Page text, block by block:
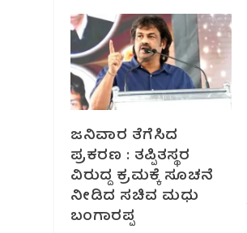
ಜನಿವಾರ ತೆಗೆಸಿದ
ಪ್ರಕರಣ : ತಪ್ಪಿತಸ್ಥರ
ವಿರುದ್ದ ಕ್ರಮಕ್ಕೆ ಸೂಚನೆ
ನೀಡಿದ ಸಚಿವ ಮಧು
ಬಂಗಾರಪ್ಪ